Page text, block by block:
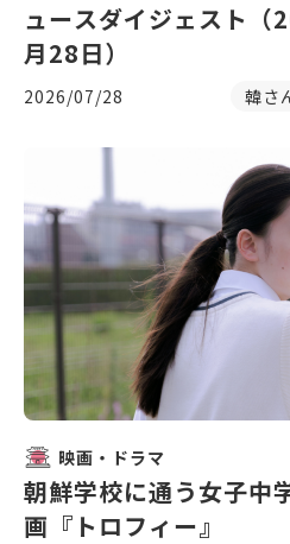
ュースダイジェスト
月28日）
2026/07/28 韓さ
映画・ドラマ
朝鮮学校に通う女子中
画『トロフィー』